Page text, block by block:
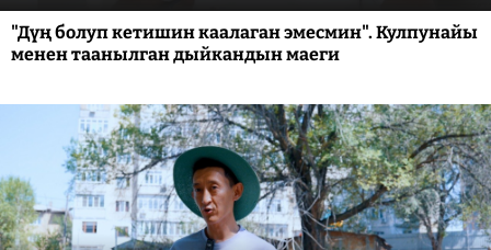
"Дүң болуп кетишин каалаган эмесмин". Кулпунайы
менен таанылган дыйкандын маеги